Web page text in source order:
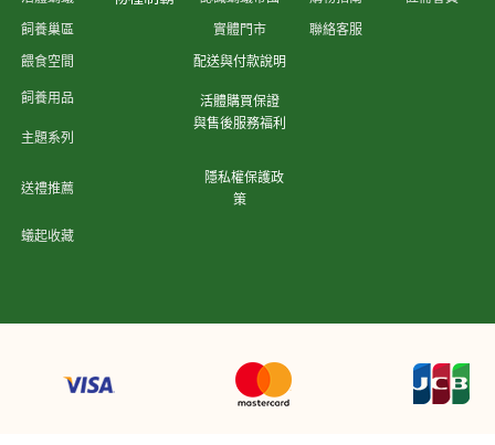
飼養巢區
實體門市
聯絡客服
餵食空間
配送與付款說明
飼養用品
活體購買保證
與售後服務福利
主題系列
送禮推薦
隱私權保護政
策
蟻起收藏